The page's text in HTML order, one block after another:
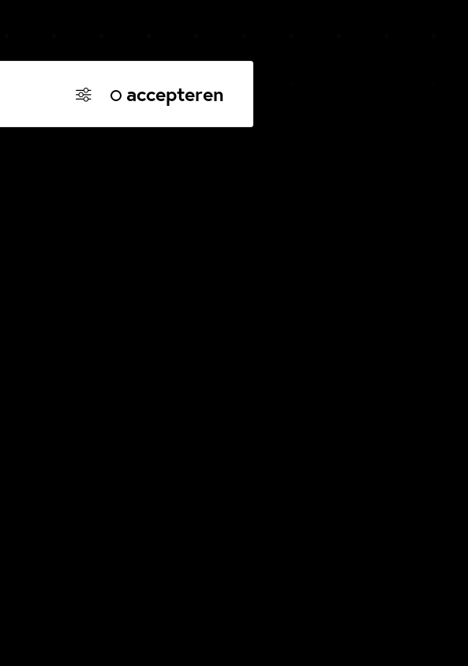
accepteren